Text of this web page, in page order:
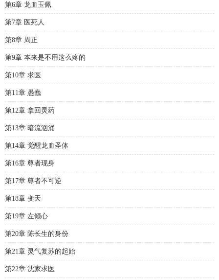
第6章 龙血玉佩
第7章 医死人
第8章 周正
第9章 本来是不用这么疼的
第10章 求医
第11章 愚蠢
第12章 拿回灵药
第13章 暗流汹涌
第14章 觉醒龙血圣体
第16章 尊者现身
第17章 尊者不可逆
第18章 变天
第19章 左倾心
第20章 陈长生的身份
第21章 灵气复苏的起始
第22章 沈家求医